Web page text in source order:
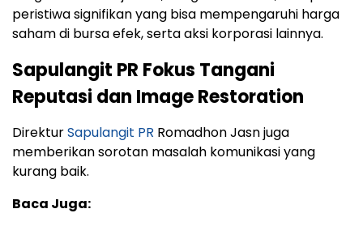
peristiwa signifikan yang bisa mempengaruhi harga
saham di bursa efek, serta aksi korporasi lainnya.
Sapulangit PR Fokus Tangani
Reputasi dan Image Restoration
DirekturSapulangit PR Romadhon Jasn juga
memberikan sorotan masalah komunikasi yang
kurang baik.
Baca Juga: